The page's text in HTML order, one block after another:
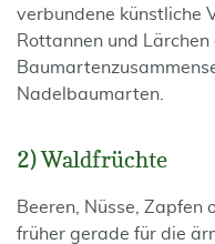
verbundene künstliche
Rottannen und
Nadelbaumarten.
2) Waldfrüchte
Beeren, Nüsse, Zapfen
früher gerade für die